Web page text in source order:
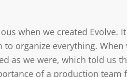
when we created Evolve.
organize everything. When
as we were, which told us
of a production team